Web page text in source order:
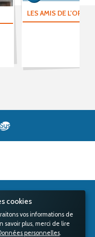
cookies
vos informations de
savoir plus, merci de lire
personnelles.
LES AMIS DE